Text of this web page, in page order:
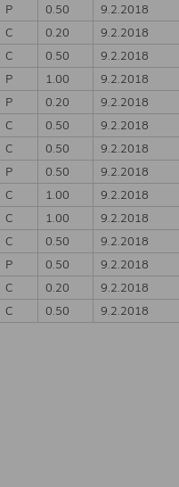
P 0.50 9.2.2018
C 0.20 9.2.2018
C 0.50 9.2.2018
P 1.00 9.2.2018
P 0.20 9.2.2018
C 0.50 9.2.2018
C 0.50 9.2.2018
P 0.50 9.2.2018
C 1.00 9.2.2018
C 1.00 9.2.2018
C 0.50 9.2.2018
P 0.50 9.2.2018
C 0.20 9.2.2018
C 0.50 9.2.2018